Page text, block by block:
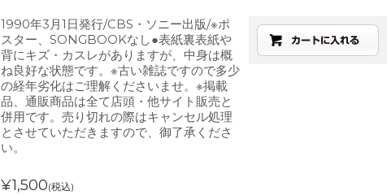
1990年3月1日発行/CBS・ソニー出版/※ポ
スター、SONGBOOKなし●表紙裏表紙や
背にキズ・カスレがありますが、中身は概
ね良好な状態です。※古い雑誌ですので多少
の経年劣化はご理解くださいませ。※掲載
品、通販商品は全て店頭・他サイト販売と
併用です。売り切れの際はキャンセル処理
とさせていただきますので、御了承くださ
い。
¥1,500(税込)